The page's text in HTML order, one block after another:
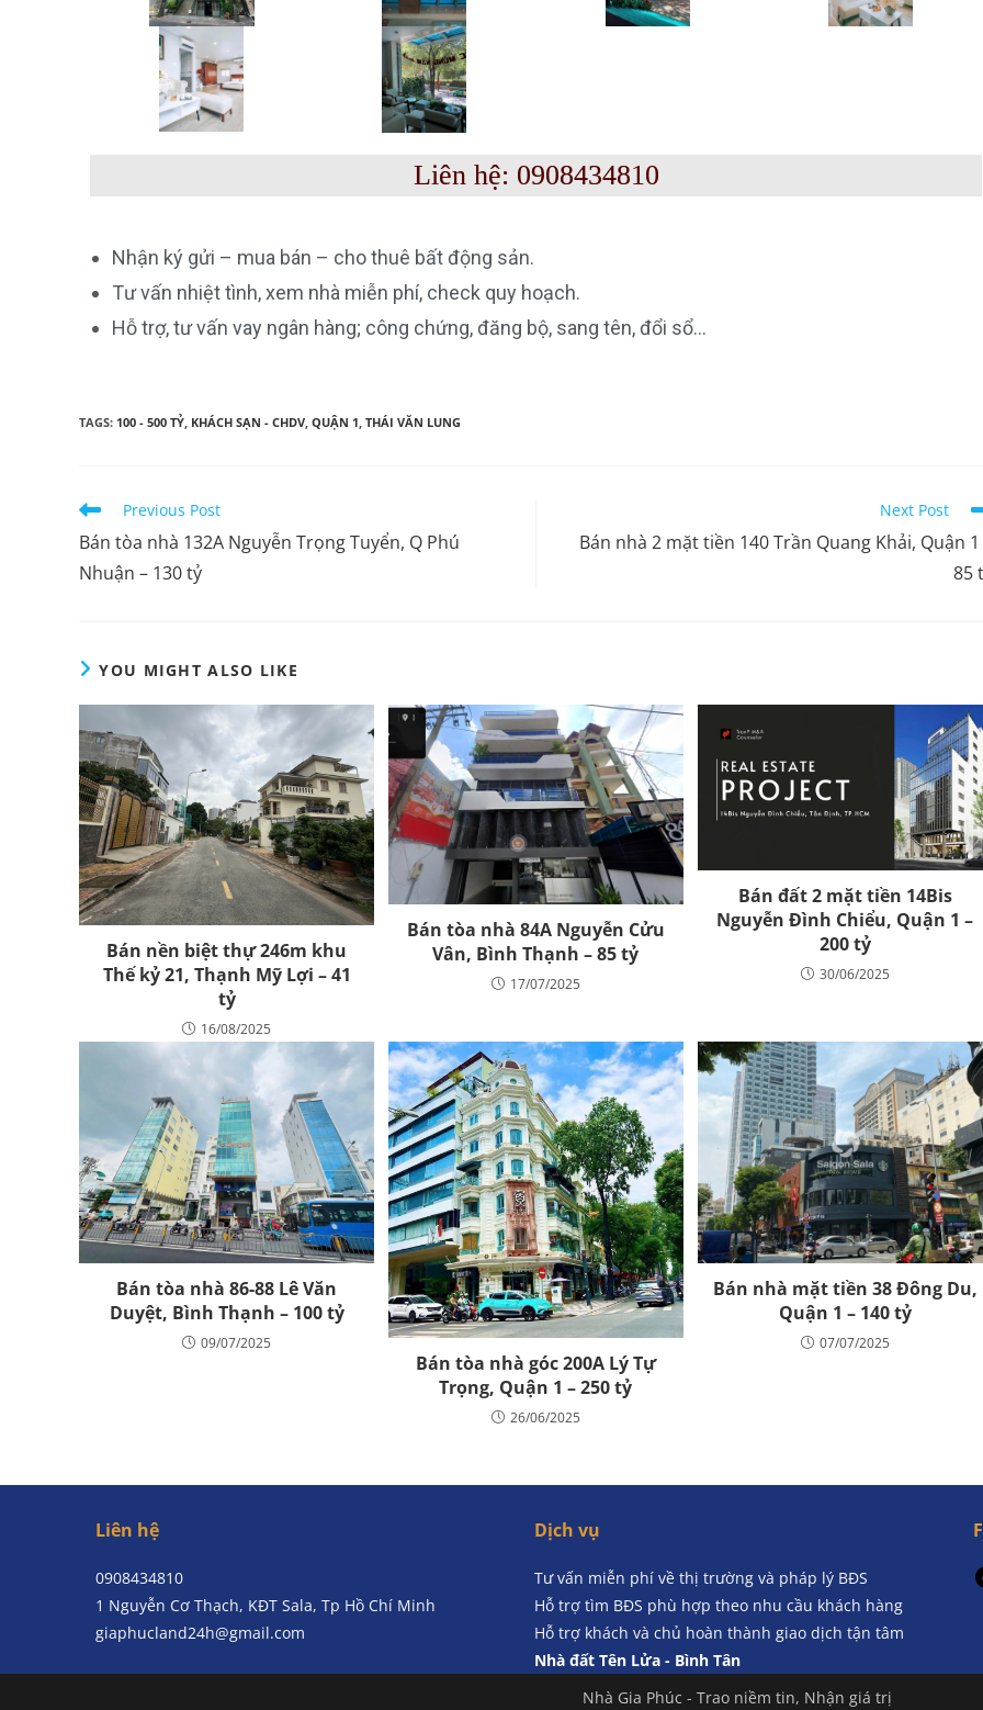
Liên hệ: 0908434810
Nhận ký gửi – mua bán – cho thuê bất động sản.
Tư vấn nhiệt tình, xem nhà miễn phí, check quy hoạch.
Hỗ trợ, tư vấn vay ngân hàng; công chứng, đăng bộ, sang tên, đổi sổ…
TAGS: 100 - 500 TỶ KHÁCH SẠN - CHDV QUẬN 1 THÁI VĂN LUNG
Previous Post
Bán tòa nhà 132A Nguyễn Trọng Tuyển, Q Phú
Nhuận – 130 tỷ
Next Post
Bán nhà 2 mặt tiền 140 Trần Quang Khải, Quận 1
85
YOU MIGHT ALSO LIKE
Bán nền biệt thự 246m khu
Thế kỷ 21, Thạnh Mỹ Lợi – 41
tỷ
16/08/2025
Bán tòa nhà 84A Nguyễn Cửu
Vân, Bình Thạnh – 85 tỷ
17/07/2025
Bán đất 2 mặt tiền 14Bis
Nguyễn Đình Chiểu, Quận 1 –
200 tỷ
30/06/2025
Bán tòa nhà 86-88 Lê Văn
Duyệt, Bình Thạnh – 100 tỷ
09/07/2025
Bán tòa nhà góc 200A Lý Tự
Trọng, Quận 1 – 250 tỷ
26/06/2025
Bán nhà mặt tiền 38 Đông Du,
Quận 1 – 140 tỷ
07/07/2025
Liên hệ
0908434810
1 Nguyễn Cơ Thạch, KĐT Sala, Tp Hồ Chí Minh
giaphucland24h@gmail.com
Dịch vụ
Tư vấn miễn phí về thị trường và pháp lý BĐS
Hỗ trợ tìm BĐS phù hợp theo nhu cầu khách hàng
Hỗ trợ khách và chủ hoàn thành giao dịch tận tâm
Nhà đất Tên Lửa - Bình Tân
Nhà Gia Phúc - Trao niềm tin, Nhận giá trị